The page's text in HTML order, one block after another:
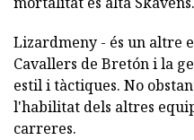
Lizardmeny - és un altre
Cavallers de Bretón i la
estil i tàctiques. No
l'habilitat dels altres
carreres.